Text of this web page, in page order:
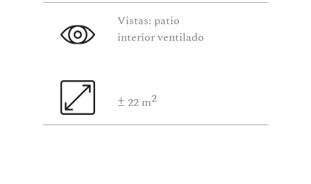
Vistas: patio
interior ventilado
± 22 m2